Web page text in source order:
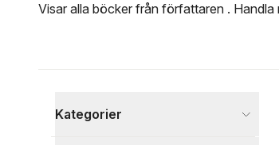
Visar alla böcker från författaren .
Kategorier